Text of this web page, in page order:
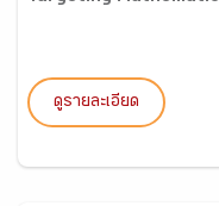
ดูรายละเอียด